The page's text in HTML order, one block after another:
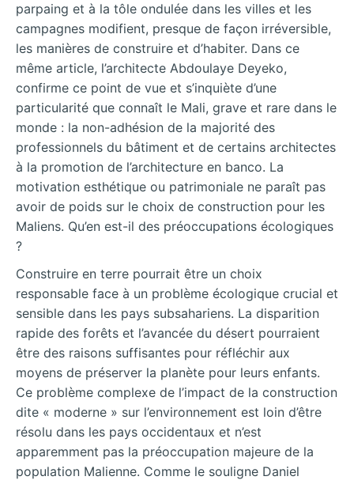
parpaing et à la tôle ondulée dans les villes et les
campagnes modifient, presque de façon irréversible,
les manières de construire et d’habiter. Dans ce
même article, l’architecte Abdoulaye Deyeko,
confirme ce point de vue et s’inquiète d’une
particularité que connaît le Mali, grave et rare dans le
monde : la non-adhésion de la majorité des
professionnels du bâtiment et de certains architectes
à la promotion de l’architecture en banco. La
motivation esthétique ou patrimoniale ne paraît pas
avoir de poids sur le choix de construction pour les
Maliens. Qu’en est-il des préoccupations écologiques
?
Construire en terre pourrait être un choix
responsable face à un problème écologique crucial et
sensible dans les pays subsahariens. La disparition
rapide des forêts et l’avancée du désert pourraient
être des raisons suffisantes pour réfléchir aux
moyens de préserver la planète pour leurs enfants.
Ce problème complexe de l’impact de la construction
dite « moderne » sur l’environnement est loin d’être
résolu dans les pays occidentaux et n’est
apparemment pas la préoccupation majeure de la
population Malienne. Comme le souligne Daniel